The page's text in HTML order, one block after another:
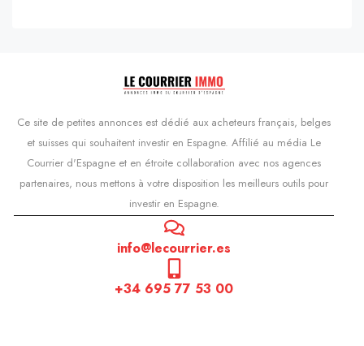
Ce site de petites annonces est dédié aux acheteurs français, belges
et suisses qui souhaitent investir en Espagne. Affilié au média Le
Courrier d'Espagne et en étroite collaboration avec nos agences
partenaires, nous mettons à votre disposition les meilleurs outils pour
investir en Espagne.
info@lecourrier.es
+34 695 77 53 00